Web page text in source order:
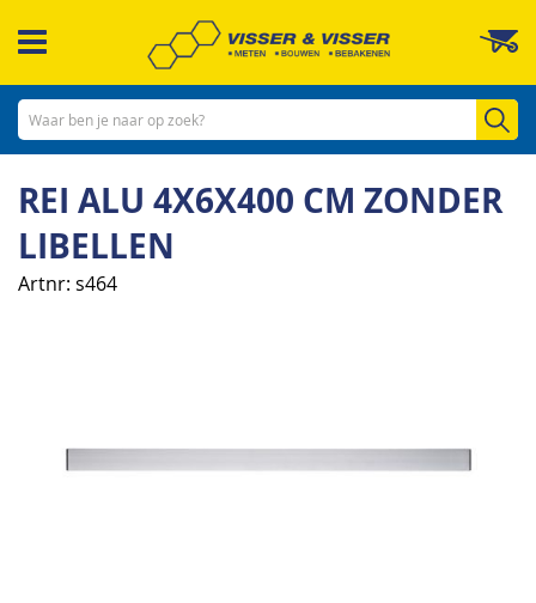
naar
inhoud
REI ALU 4X6X400 CM ZONDER
LIBELLEN
Artnr s464